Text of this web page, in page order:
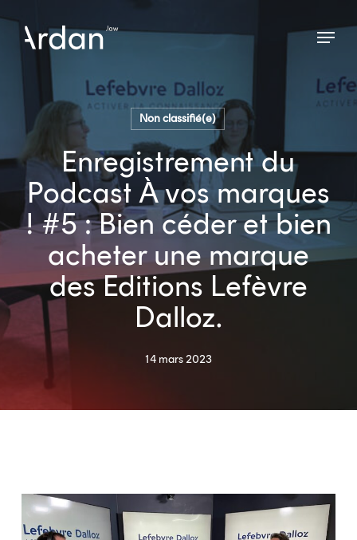
Menu
Non classifié(e)
Enregistrement du
Podcast À vos marques
! #5 : Bien céder et bien
acheter une marque
des Editions Lefèvre
Dalloz.
14 mars 2023